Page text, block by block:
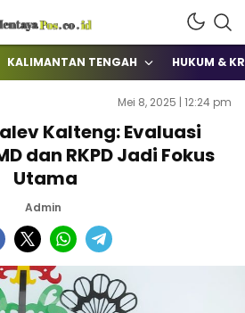
Mengabarkan
KALIMANTAN TENGAH HUKUM &
Mei 8, 2025 | 12:24 pm
Kalteng: Evaluasi
dan RKPD Jadi Fokus
Utama
Admin